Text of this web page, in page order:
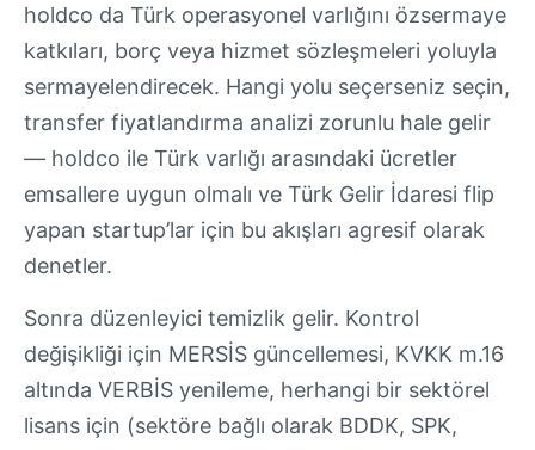
holdco da Türk operasyonel varlığını özsermaye
katkıları, borç veya hizmet sözleşmeleri yoluyla
sermayelendirecek. Hangi yolu seçerseniz seçin,
transfer fiyatlandırma analizi zorunlu hale gelir
— holdco ile Türk varlığı arasındaki ücretler
emsallere uygun olmalı ve Türk Gelir İdaresi flip
yapan startup’lar için bu akışları agresif olarak
denetler.
Sonra düzenleyici temizlik gelir. Kontrol
değişikliği için MERSİS güncellemesi, KVKK m.16
altında VERBİS yenileme, herhangi bir sektörel
lisans için (sektöre bağlı olarak BDDK, SPK,